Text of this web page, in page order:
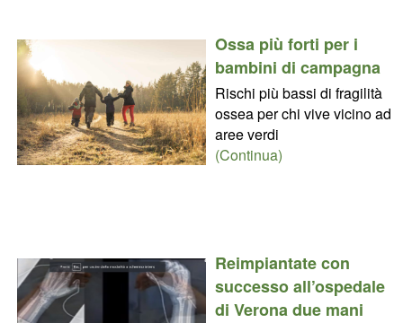
Ossa più forti per i
bambini di campagna
Rischi più bassi di fragilità
ossea per chi vive vicino ad
aree verdi
(Continua)
Reimpiantate con
successo all’ospedale
di Verona due mani